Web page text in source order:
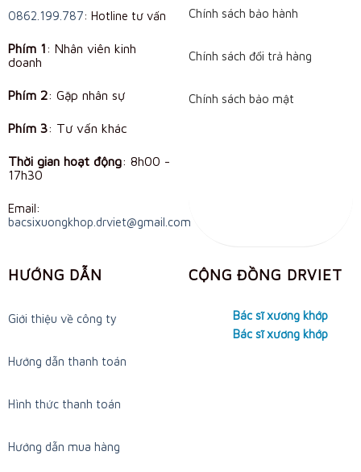
0862.199.787: Hotline tư vấn
Phím 1: Nhân viên kinh
doanh
Phím 2: Gặp nhân sự
Phím 3: Tư vấn khác
Thời gian hoạt động: 8h00 -
17h30
Email:
bacsixuongkhop.drviet@gmail.com
Chính sách bảo hành
Chính sách đổi trả hàng
Chính sách bảo mật
HƯỚNG DẪN
Giới thiệu về công ty
Hướng dẫn thanh toán
Hình thức thanh toán
Hướng dẫn mua hàng
CỘNG ĐỒNG DRVIET
Bác sĩ xương khớp
Bác sĩ xương khớp